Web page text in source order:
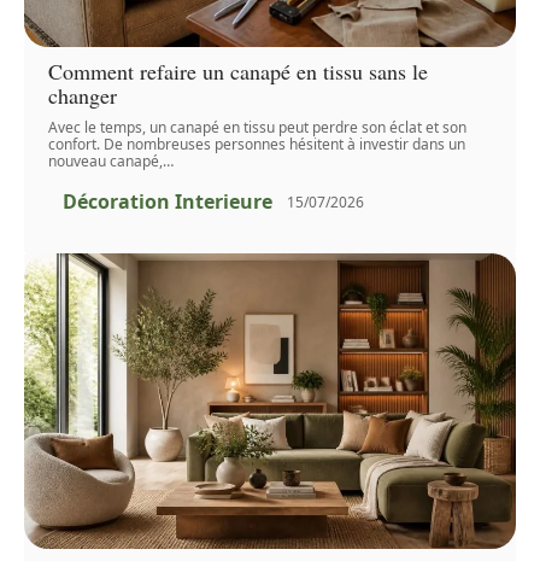
Comment refaire un canapé en tissu sans le
changer
Avec le temps, un canapé en tissu peut perdre son éclat et son
confort. De nombreuses personnes hésitent à investir dans un
nouveau canapé,…
Décoration Interieure 15/07/2026